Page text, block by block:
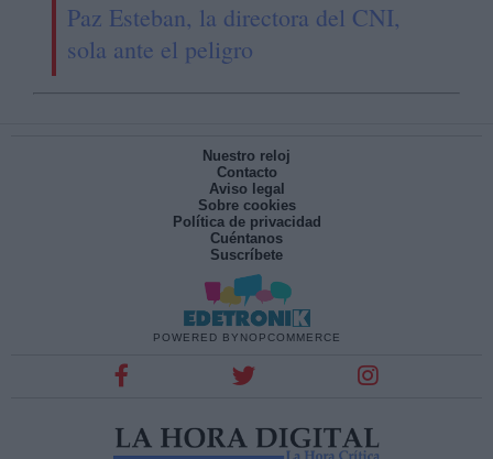
Paz Esteban, la directora del CNI,
sola ante el peligro
Nuestro reloj
Contacto
Aviso legal
Sobre cookies
Política de privacidad
Cuéntanos
Suscríbete
POWERED BY NOPCOMMERCE